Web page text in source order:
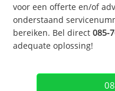
voor een offerte en/of
onderstaand
bereiken. Bel direct085-
adequate oplossing!